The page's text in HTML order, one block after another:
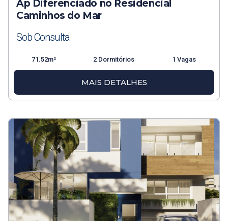
Ap Diferenciado no Residencial
Caminhos do Mar
Sob Consulta
71.52m² 2 Dormitórios 1 Vagas
MAIS DETALHES